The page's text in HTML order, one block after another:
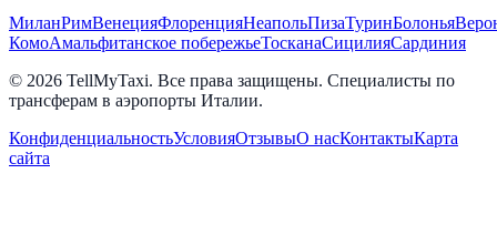
МиланРимВенецияФлоренцияНеапольПизаТуринБолонья
КомоАмальфитанское побережьеТосканаСицилияСардиния
© 2026 TellMyTaxi. Все права защищены. Специалисты по
трансферам в аэропорты Италии.
КонфиденциальностьУсловияОтзывыО насКонтактыКарта
сайта